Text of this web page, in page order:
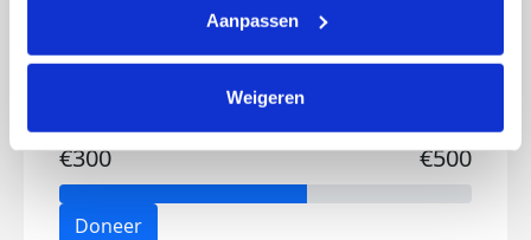
Aanpassen
Weigeren
Opgehaald
€300
Streefbedrag
€500
Doneer